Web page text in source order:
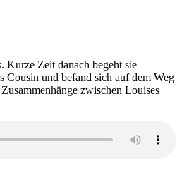
Kurze Zeit danach begeht sie
Cousin und befand sich auf dem Weg
zwischen Louises